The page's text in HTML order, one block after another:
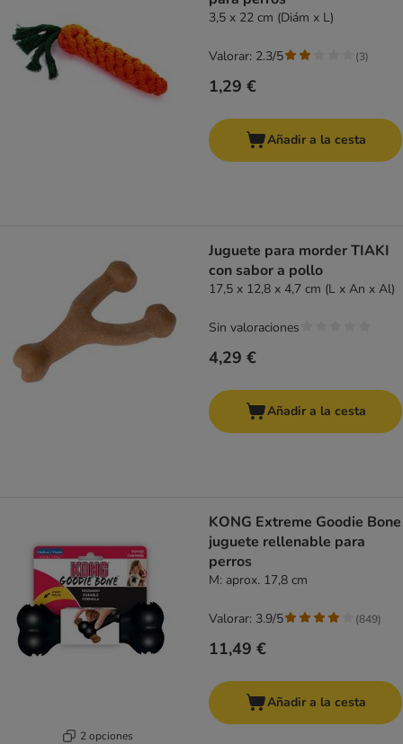
3,5 x 22 cm (Diám x L)
1,29 €
Valorar: 2.3/5 (3)
Añadir a la cesta
Juguete para morder TIAKI
con sabor a pollo
17,5 x 12,8 x 4,7 cm (L x An x Al)
4,29 €
Sin valoraciones
Añadir a la cesta
2 opciones
KONG Extreme Goodie Bone
juguete rellenable para
perros
M: aprox. 17,8 cm
11,49 €
Valorar: 3.9/5 (849)
Añadir a la cesta